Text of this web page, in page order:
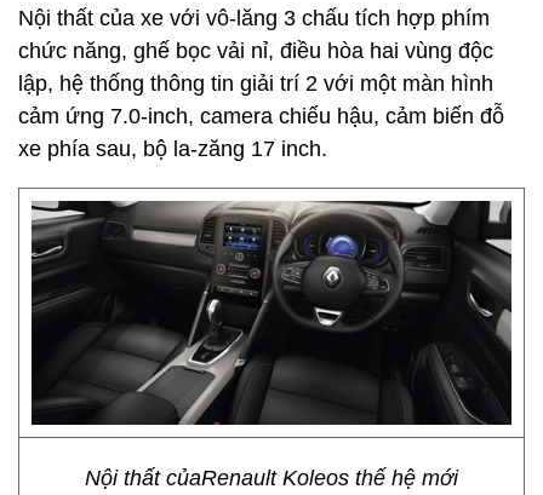
Nội thất của xe với vô-lăng 3 chấu tích hợp phím
chức năng, ghế bọc vải nỉ, điều hòa hai vùng độc
lập, hệ thống thông tin giải trí 2 với một màn hình
cảm ứng 7.0-inch, camera chiếu hậu, cảm biến đỗ
xe phía sau, bộ la-zăng 17 inch.
Nội thất củaRenault Koleos thế hệ mới